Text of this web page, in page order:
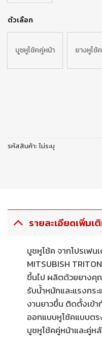
ตัวเลือก
บูชหูโช้คคู่หน้า ยางหูโช้
รหัสสินค้า:ไม่ระบุ
รายละเอียดเพิ่มเ
บูชหูโช้ค จากโปรเฟ
MITSUBISH
ขึ้นไป ผลิตด้วยยางคุ
รับน้ำหนักและแรงกร
งานยาวขึ้น ติดตั้งเข้
ออกแบบหูโช้คแบบตร
บูชหูโช้คคู่หน้าและคู่ห